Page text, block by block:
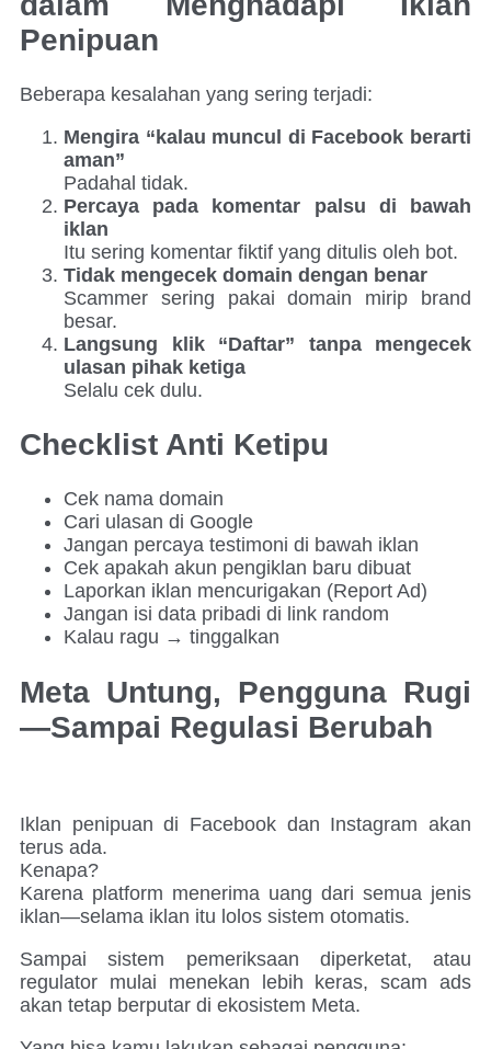
Penipuan
Beberapa kesalahan yang sering terjadi:
Mengira “kalau muncul di Facebook berarti
aman”
Padahal tidak.
Percaya pada komentar palsu di bawah
iklan
Itu sering komentar fiktif yang ditulis oleh bot.
Tidak mengecek domain dengan benar
Scammer sering pakai domain mirip brand
besar.
Langsung klik “Daftar” tanpa mengecek
ulasan pihak ketiga
Selalu cek dulu.
Checklist Anti Ketipu
Cek nama domain
Cari ulasan di Google
Jangan percaya testimoni di bawah iklan
Cek apakah akun pengiklan baru dibuat
Laporkan iklan mencurigakan (Report Ad)
Jangan isi data pribadi di link random
Kalau ragu → tinggalkan
Meta Untung, Pengguna Rugi
—Sampai Regulasi Berubah
Iklan penipuan di Facebook dan Instagram akan
terus ada.
Kenapa?
Karena platform menerima uang dari semua jenis
iklan—selama iklan itu lolos sistem otomatis.
Sampai sistem pemeriksaan diperketat, atau
regulator mulai menekan lebih keras, scam ads
akan tetap berputar di ekosistem Meta.